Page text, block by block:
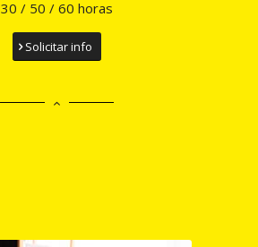
30 / 50 / 60 horas
Solicitar info